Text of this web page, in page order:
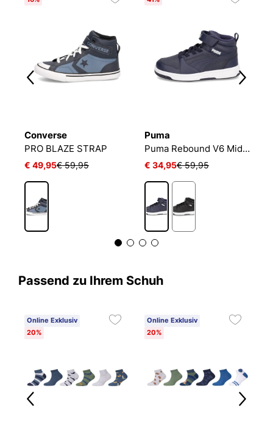
Converse
PRO BLAZE STRAP
€ 49,95€ 59,95
Puma
Puma Rebound V6 Mid WTR AC+ PS
€ 34,95€ 59,95
Passend zu Ihrem Schuh
Online Exklusiv
20%
Online Exklusiv
20%